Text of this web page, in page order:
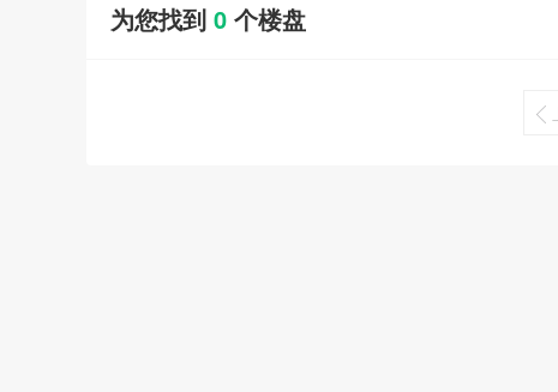
为您找到 0 个楼盘